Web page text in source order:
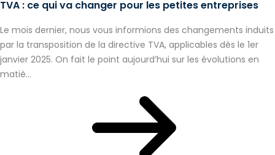
TVA : ce qui va changer pour les petites entreprises
Le mois dernier, nous vous informions des changements induits
par la transposition de la directive TVA, applicables dès le 1er
janvier 2025. On fait le point aujourd’hui sur les évolutions en
matiè...